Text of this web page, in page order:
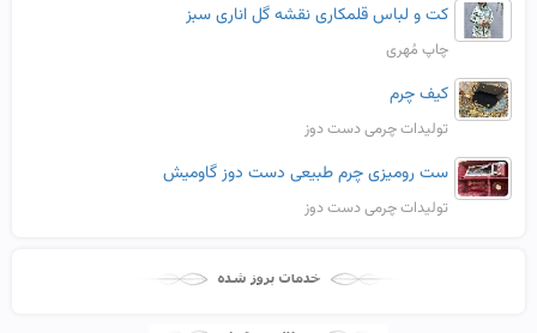
کت و لباس قلمکاری نقشه گل اناری سبز
چاپ مُهری
کیف چرم
تولیدات چرمی دست دوز
ست رومیزی چرم طبیعی دست دوز گاومیش
تولیدات چرمی دست دوز